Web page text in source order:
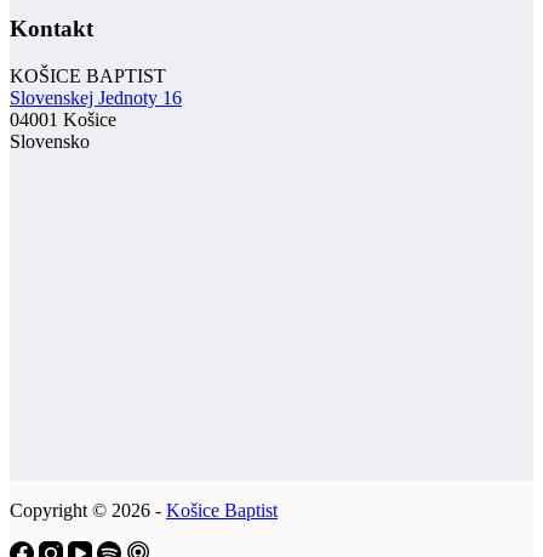
Kontakt
KOŠICE BAPTIST
Slovenskej Jednoty 16
04001 Košice
Slovensko
Copyright © 2026 - Košice Baptist